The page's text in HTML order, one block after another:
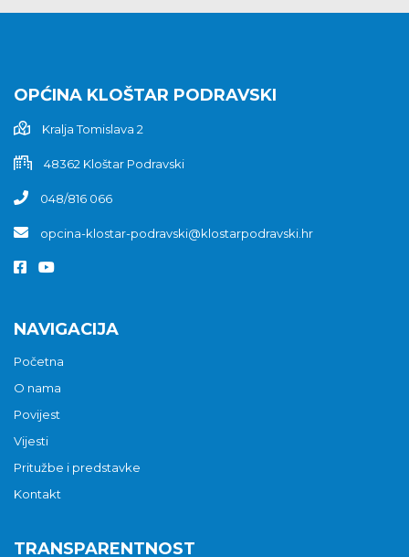
OPĆINA KLOŠTAR PODRAVSKI
Kralja Tomislava 2
48362 Kloštar Podravski
048/816 066
opcina-klostar-podravski@klostarpodravski.hr
NAVIGACIJA
Početna
O nama
Povijest
Vijesti
Pritužbe i predstavke
Kontakt
TRANSPARENTNOST